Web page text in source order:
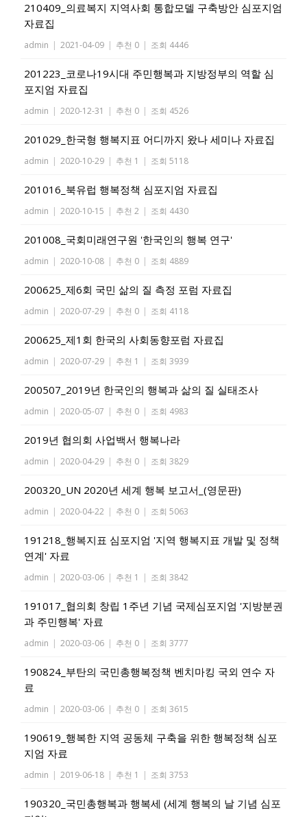
210409_의료복지 지역사회 통합모델 구축방안 심포지엄
자료집
admin | 2021-04-09 | 추천 0 | 조회 4446
201223_코로나19시대 주민행복과 지방정부의 역할 심
포지엄 자료집
admin | 2020-12-31 | 추천 0 | 조회 4526
201029_한국형 행복지표 어디까지 왔나 세미나 자료집
admin | 2020-10-29 | 추천 1 | 조회 5118
201016_북유럽 행복정책 심포지엄 자료집
admin | 2020-10-15 | 추천 2 | 조회 4430
201008_국회미래연구원 '한국인의 행복 연구'
admin | 2020-10-08 | 추천 0 | 조회 4889
200625_제6회 국민 삶의 질 측정 포럼 자료집
admin | 2020-07-29 | 추천 0 | 조회 4118
200625_제1회 한국의 사회동향포럼 자료집
admin | 2020-07-29 | 추천 1 | 조회 3939
200507_2019년 한국인의 행복과 삶의 질 실태조사
admin | 2020-05-07 | 추천 0 | 조회 4983
2019년 협의회 사업백서 행복나라
admin | 2020-04-29 | 추천 0 | 조회 3829
200320_UN 2020년 세계 행복 보고서_(영문판)
admin | 2020-04-22 | 추천 0 | 조회 5063
191218_행복지표 심포지엄 '지역 행복지표 개발 및 정책
연계' 자료
admin | 2020-03-06 | 추천 1 | 조회 3842
191017_협의회 창립 1주년 기념 국제심포지엄 '지방분권
과 주민행복' 자료
admin | 2020-03-06 | 추천 0 | 조회 3777
190824_부탄의 국민총행복정책 벤치마킹 국외 연수 자
료
admin | 2020-03-06 | 추천 0 | 조회 3615
190619_행복한 지역 공동체 구축을 위한 행복정책 심포
지엄 자료
admin | 2019-06-18 | 추천 1 | 조회 3753
190320_국민총행복과 행복세 (세계 행복의 날 기념 심포